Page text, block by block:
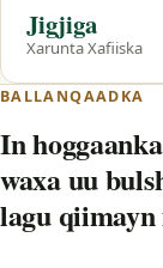
Xarunta Xafiiska
Jigjiga
BALLANQAADKA
In
waxa uu
lagu qiimayn